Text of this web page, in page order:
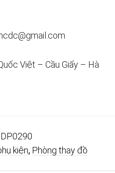
Việt – Cầu Giấy – Hà
kiện, Phòng thay đồ